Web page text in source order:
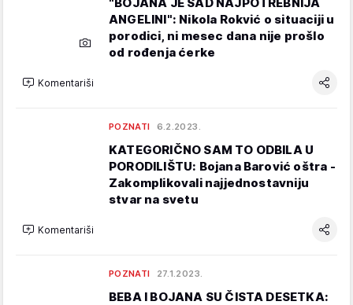
ANGELINI": Nikola Rokvić o situaciji u
porodici, ni mesec dana nije prošlo
od rođenja ćerke
Komentariši
POZNATI 6.2.2023.
KATEGORIČNO SAM TO ODBILA U
PORODILIŠTU: Bojana Barović oštra -
Zakomplikovali najjednostavniju
stvar na svetu
Komentariši
POZNATI 27.1.2023.
BEBA I BOJANA SU ČISTA DESETKA: